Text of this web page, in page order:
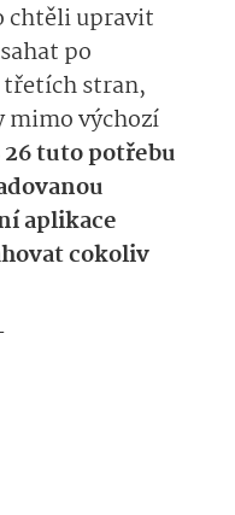
chtěli upravit
po
stran,
mimo výchozí
26 tuto potřebu
aplikace
cokoliv